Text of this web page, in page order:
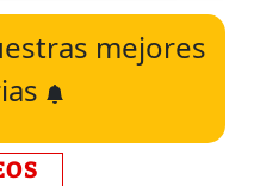
mejores